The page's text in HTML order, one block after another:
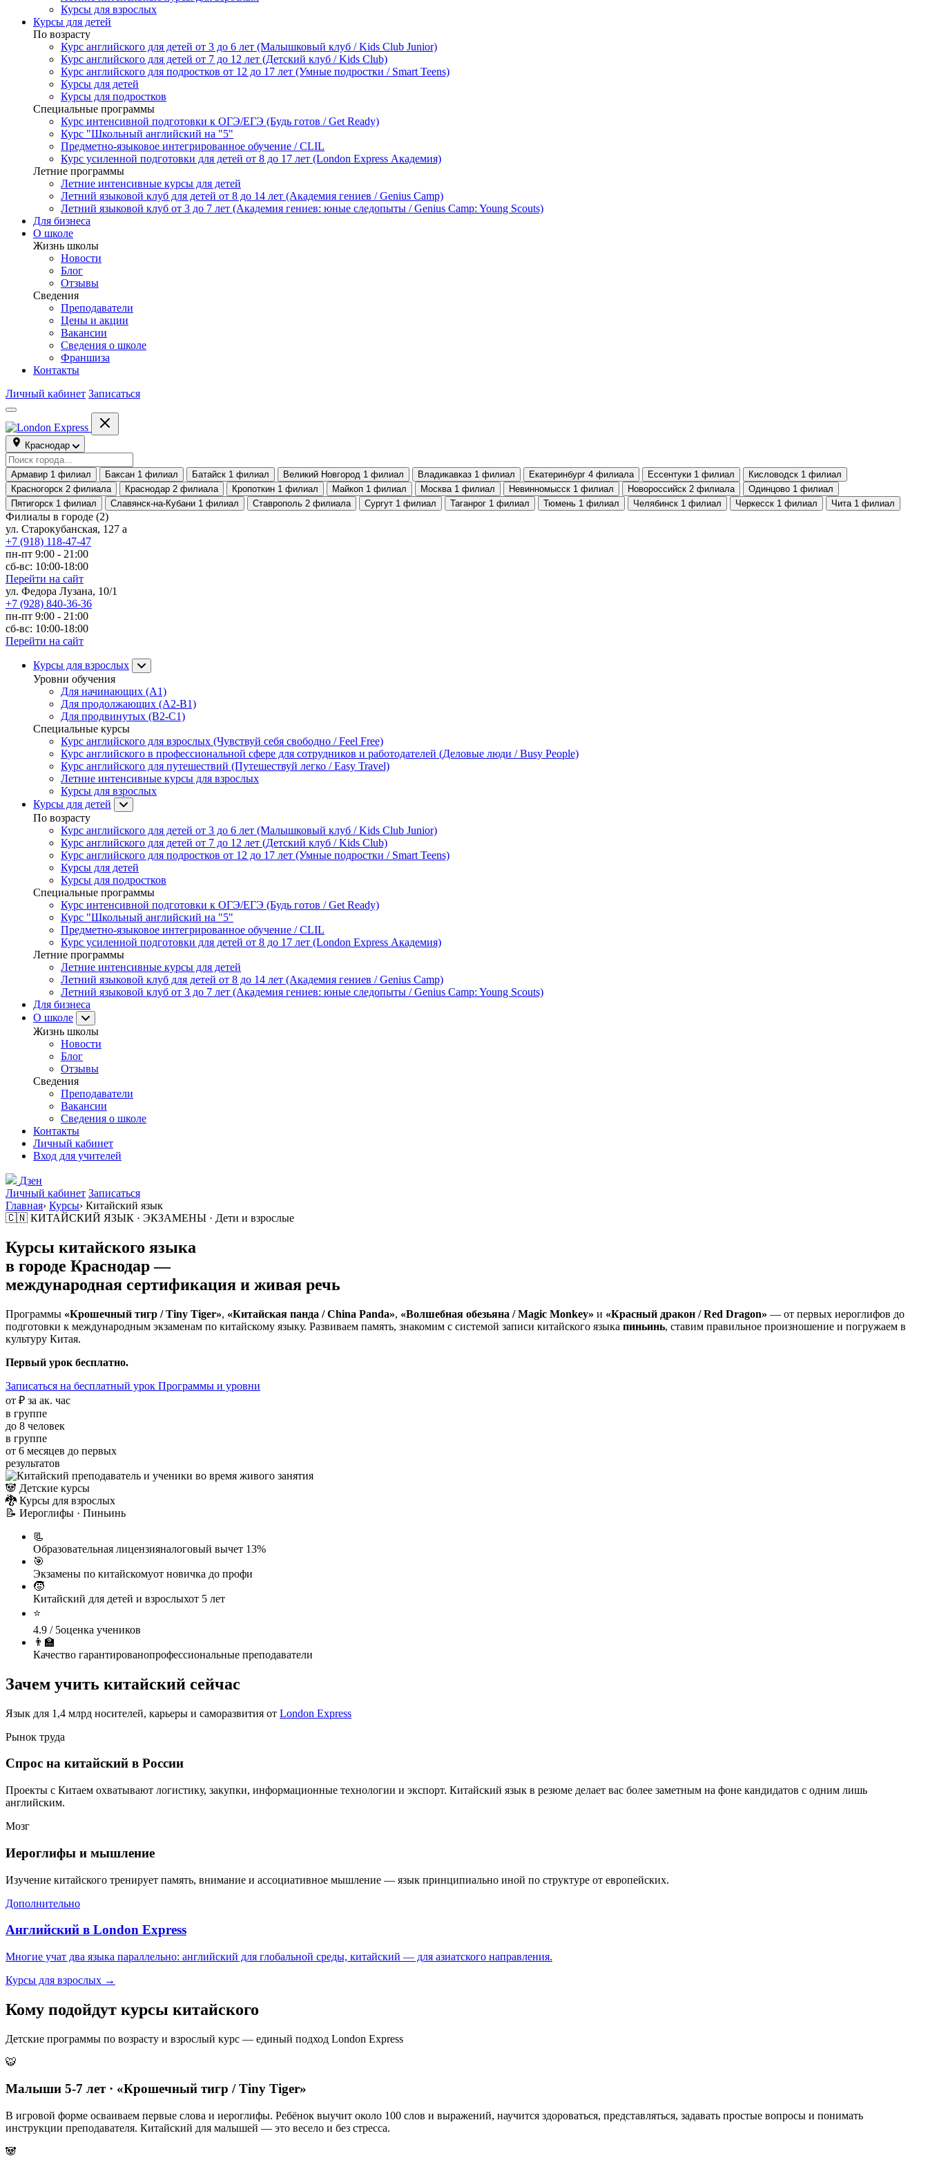
Курсы для взрослых
Курсы для детей
По возрасту
Курс английского для детей от 3 до 6 лет (Малышковый клуб / Kids Club Junior)
Курс английского для детей от 7 до 12 лет (Детский клуб / Kids Club)
Курс английского для подростков от 12 до 17 лет (Умные подростки / Smart Teens)
Курсы для детей
Курсы для подростков
Специальные программы
Курс интенсивной подготовки к ОГЭ/ЕГЭ (Будь готов / Get Ready)
Курс "Школьный английский на "5"
Предметно-языковое интегрированное обучение / CLIL
Курс усиленной подготовки для детей от 8 до 17 лет (London Express Академия)
Летние программы
Летние интенсивные курсы для детей
Летний языковой клуб для детей от 8 до 14 лет (Академия гениев / Genius Camp)
Летний языковой клуб от 3 до 7 лет (Академия гениев: юные следопыты / Genius Camp: Young Scouts)
Для бизнеса
О школе
Жизнь школы
Новости
Блог
Отзывы
Сведения
Преподаватели
Цены и акции
Вакансии
Сведения о школе
Франшиза
Контакты
Личный кабинет Записаться
Краснодар
Армавир 1 филиал Баксан 1 филиал Батайск 1 филиал Великий Новгород 1 филиал Владикавказ 1 филиал Екатеринбург 4 филиала Ессентуки 1 филиал Кисловодск 1 филиал
Красногорск 2 филиала Краснодар 2 филиала Кропоткин 1 филиал Майкоп 1 филиал Москва 1 филиал Невинномысск 1 филиал Новороссийск 2 филиала Одинцово 1 филиал
Пятигорск 1 филиал Славянск-на-Кубани 1 филиал Ставрополь 2 филиала Сургут 1 филиал Таганрог 1 филиал Тюмень 1 филиал Челябинск 1 филиал Черкесск 1 филиал Чита 1 филиал
Филиалы в городе (2)
ул. Старокубанская, 127 а
+7 (918) 118-47-47
пн-пт 9:00 - 21:00
сб-вс: 10:00-18:00
Перейти на сайт
ул. Федора Лузана, 10/1
+7 (928) 840-36-36
пн-пт 9:00 - 21:00
сб-вс: 10:00-18:00
Перейти на сайт
Курсы для взрослых
Уровни обучения
Для начинающих (A1)
Для продолжающих (A2-B1)
Для продвинутых (B2-C1)
Специальные курсы
Курс английского для взрослых (Чувствуй себя свободно / Feel Free)
Курс английского в профессиональной сфере для сотрудников и работодателей (Деловые люди / Busy People)
Курс английского для путешествий (Путешествуй легко / Easy Travel)
Летние интенсивные курсы для взрослых
Курсы для взрослых
Курсы для детей
По возрасту
Курс английского для детей от 3 до 6 лет (Малышковый клуб / Kids Club Junior)
Курс английского для детей от 7 до 12 лет (Детский клуб / Kids Club)
Курс английского для подростков от 12 до 17 лет (Умные подростки / Smart Teens)
Курсы для детей
Курсы для подростков
Специальные программы
Курс интенсивной подготовки к ОГЭ/ЕГЭ (Будь готов / Get Ready)
Курс "Школьный английский на "5"
Предметно-языковое интегрированное обучение / CLIL
Курс усиленной подготовки для детей от 8 до 17 лет (London Express Академия)
Летние программы
Летние интенсивные курсы для детей
Летний языковой клуб для детей от 8 до 14 лет (Академия гениев / Genius Camp)
Летний языковой клуб от 3 до 7 лет (Академия гениев: юные следопыты / Genius Camp: Young Scouts)
Для бизнеса
О школе
Жизнь школы
Новости
Блог
Отзывы
Сведения
Преподаватели
Вакансии
Сведения о школе
Контакты
Личный кабинет
Вход для учителей
Дзен
Личный кабинет Записаться
Главная› Курсы› Китайский язык
🇨🇳 КИТАЙСКИЙ ЯЗЫК · ЭКЗАМЕНЫ · Дети и взрослые
Курсы китайского языка
в городе Краснодар—
международная сертификация и живая речь
Программы «Крошечный тигр / Tiny Tiger», «Китайская панда / China Panda», «Волшебная обезьяна / Magic Monkey» и «Красный дракон / Red Dragon» — от первых иероглифов до
подготовки к международным экзаменам по китайскому языку. Развиваем память, знакомим с системой записи китайского языка пиньинь, ставим правильное произношение и погружаем в
культуру Китая.
Первый урок бесплатно.
Записаться на бесплатный урок Программы и уровни
от ₽ за ак. час
в группе
до 8 человек
в группе
от 6 месяцев до первых
результатов
🐼 Детские курсы
🐉 Курсы для взрослых
📝 Иероглифы · Пиньинь
📃
Образовательная лицензияналоговый вычет 13%
🎯
Экзамены по китайскомуот новичка до профи
🧒
Китайский для детей и взрослыхот 5 лет
⭐
4.9 / 5оценка учеников
👨‍🏫
Качество гарантированопрофессиональные преподаватели
Зачем учить китайский сейчас
Язык для 1,4 млрд носителей, карьеры и саморазвития от London Express
Рынок труда
Спрос на китайский в России
Проекты с Китаем охватывают логистику, закупки, информационные технологии и экспорт. Китайский язык в резюме делает вас более заметным на фоне кандидатов с одним лишь
английским.
Мозг
Иероглифы и мышление
Изучение китайского тренирует память, внимание и ассоциативное мышление — язык принципиально иной по структуре от европейских.
Дополнительно
Английский в London Express
Многие учат два языка параллельно: английский для глобальной среды, китайский — для азиатского направления.
Курсы для взрослых →
Кому подойдут курсы китайского
Детские программы по возрасту и взрослый курс — единый подход London Express
🐯
Малыши 5-7 лет · «Крошечный тигр / Tiny Tiger»
В игровой форме осваиваем первые слова и иероглифы. Ребёнок выучит около 100 слов и выражений, научится здороваться, представляться, задавать простые вопросы и понимать
инструкции преподавателя. Китайский для малышей — это весело и без стресса.
🐼